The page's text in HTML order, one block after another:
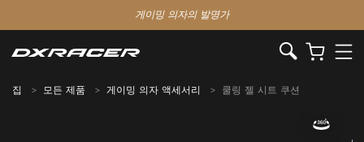
게이밍 의자의 발명가
집 모든 제품 게이밍 의자 액세서리 쿨링 젤 시트 쿠션